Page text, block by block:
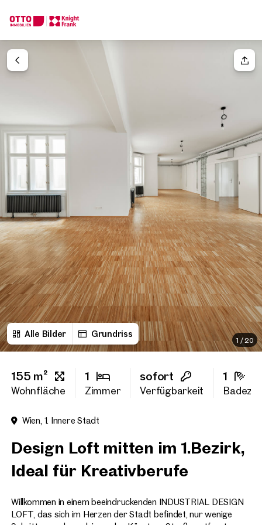
Alle Bilder Grundriss
1 /20
155 m²
Wohnfläche
1
Zimmer
sofort
Verfügbarkeit
1
Wien, 1. Innere Stadt
Design Loft mitten im 1.Bezirk,
Ideal für Kreativberufe
Willkommen in einem beeindruckenden INDUSTRIAL DESIGN
LOFT, das sich im Herzen der Stadt befindet, nur wenige
Ihre Nachricht
Anrede
Bitte wählen
Titel(optional)
Vorname
Nachname
E-Mail Adresse
Rückruf-Service
Ich habe die AGB und
Ich möchte regelmäßig
GmbH die angegebenen
Wir finden Ihre
Traumimmobilie
Sagen Sie uns was Sie suchen und wir finden Ihre
Wie möchten Sie uns kontaktieren?
Online
Immobilie konfigurieren & finden lassen
Direkte:r Ansprechpartner:in
Anrufen oder Rückruf vereinbaren